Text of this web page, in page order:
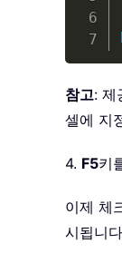
참고: 제
셀에 지
4. F5키
이제 체
시됩니